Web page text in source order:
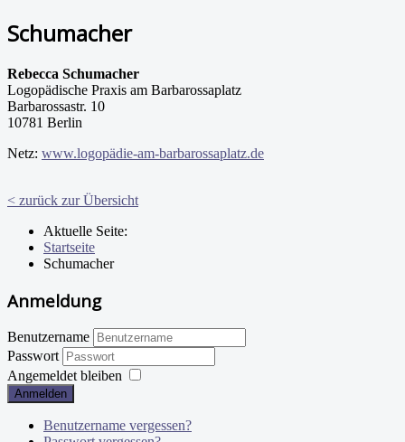
Schumacher
Rebecca Schumacher
Logopädische Praxis am Barbarossaplatz
Barbarossastr. 10
10781 Berlin
Netz: www.logopädie-am-barbarossaplatz.de
< zurück zur Übersicht
Aktuelle Seite:
Startseite
Schumacher
Anmeldung
Benutzername
Passwort
Angemeldet bleiben
Anmelden
Benutzername vergessen?